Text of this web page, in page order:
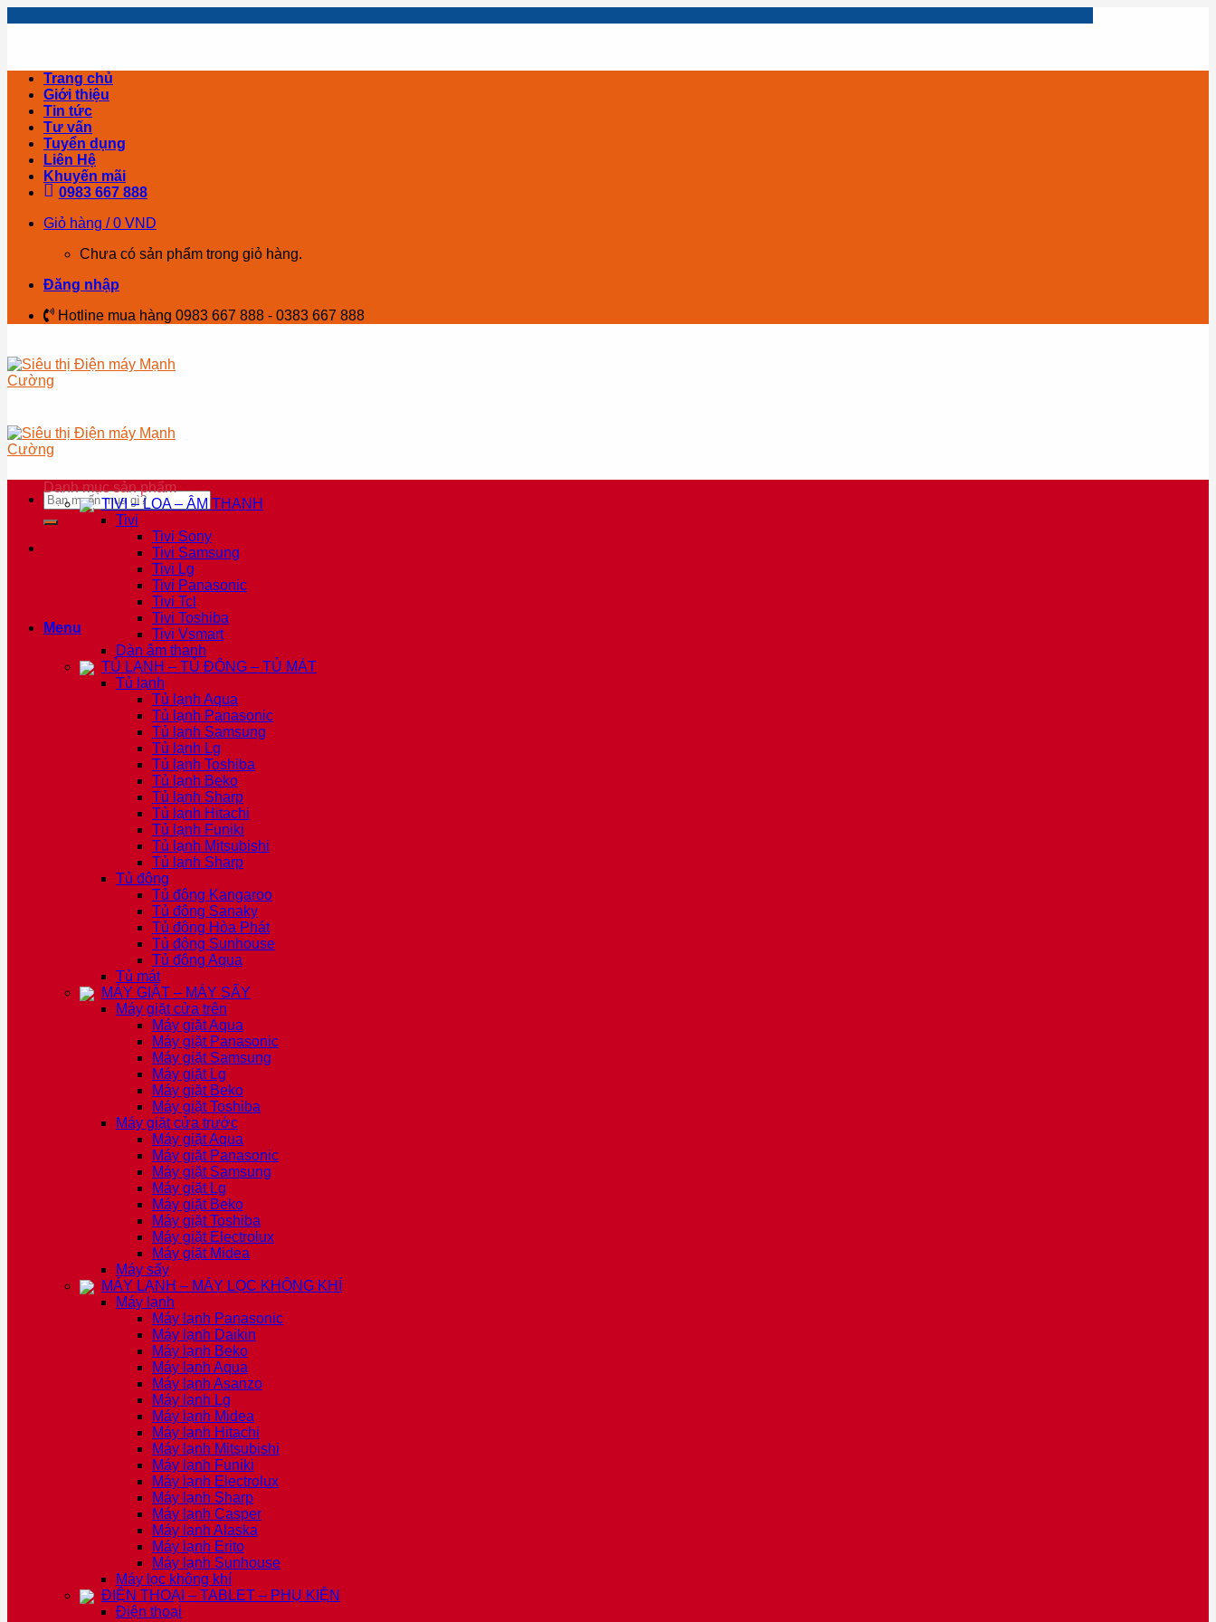
Trang chủ
Giới thiệu
Tin tức
Tư vấn
Tuyển dụng
Liên Hệ
Khuyến mãi
0983 667 888
Giỏ hàng /0 VND
Chưa có sản phẩm trong giỏ hàng.
Đăng nhập
Hotline mua hàng 0983 667 888 - 0383 667 888
Tìm
kiếm:
Menu
Danh mục sản phẩm
TIVI – LOA – ÂM THANH
Tivi
Tivi Sony
Tivi Samsung
Tivi Lg
Tivi Panasonic
Tivi Tcl
Tivi Toshiba
Tivi Vsmart
Dàn âm thanh
TỦ LẠNH – TỦ ĐÔNG – TỦ MÁT
Tủ lạnh
Tủ lạnh Aqua
Tủ lạnh Panasonic
Tủ lạnh Samsung
Tủ lạnh Lg
Tủ lạnh Toshiba
Tủ lạnh Beko
Tủ lạnh Sharp
Tủ lạnh Hitachi
Tủ lạnh Funiki
Tủ lạnh Mitsubishi
Tủ lạnh Sharp
Tủ đông
Tủ đông Kangaroo
Tủ đông Sanaky
Tủ đông Hòa Phát
Tủ đông Sunhouse
Tủ đông Aqua
Tủ mát
MÁY GIẶT – MÁY SẤY
Máy giặt cửa trên
Máy giặt Aqua
Máy giặt Panasonic
Máy giặt Samsung
Máy giặt Lg
Máy giặt Beko
Máy giặt Toshiba
Máy giặt cửa trước
Máy giặt Aqua
Máy giặt Panasonic
Máy giặt Samsung
Máy giặt Lg
Máy giặt Beko
Máy giặt Toshiba
Máy giặt Electrolux
Máy giặt Midea
Máy sấy
MÁY LẠNH – MÁY LỌC KHÔNG KHÍ
Máy lạnh
Máy lạnh Panasonic
Máy lạnh Daikin
Máy lạnh Beko
Máy lạnh Aqua
Máy lạnh Asanzo
Máy lạnh Lg
Máy lạnh Midea
Máy lạnh Hitachi
Máy lạnh Mitsubishi
Máy lạnh Funiki
Máy lạnh Electrolux
Máy lạnh Sharp
Máy lạnh Casper
Máy lạnh Alaska
Máy lạnh Erito
Máy lạnh Sunhouse
Máy lọc không khí
ĐIỆN THOẠI – TABLET – PHỤ KIỆN
Điện thoại